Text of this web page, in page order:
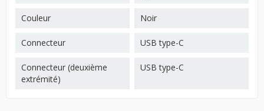
Couleur Noir
Connecteur USB type-C
Connecteur (deuxième
extrémité)
USB type-C